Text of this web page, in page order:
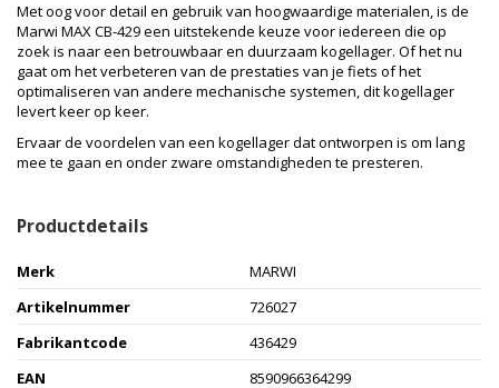
Met oog voor detail en gebruik van hoogwaardige materialen, is de
Marwi MAX CB-429 een uitstekende keuze voor iedereen die op
zoek is naar een betrouwbaar en duurzaam kogellager. Of het nu
gaat om het verbeteren van de prestaties van je fiets of het
optimaliseren van andere mechanische systemen, dit kogellager
levert keer op keer.
Ervaar de voordelen van een kogellager dat ontworpen is om lang
mee te gaan en onder zware omstandigheden te presteren.
Productdetails
Merk
MARWI
Artikelnummer
726027
Fabrikantcode
436429
EAN
8590966364299